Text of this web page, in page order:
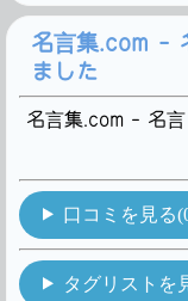
名言集.com -
ました
名言集.com - 名
口コミを見る
タグリストを